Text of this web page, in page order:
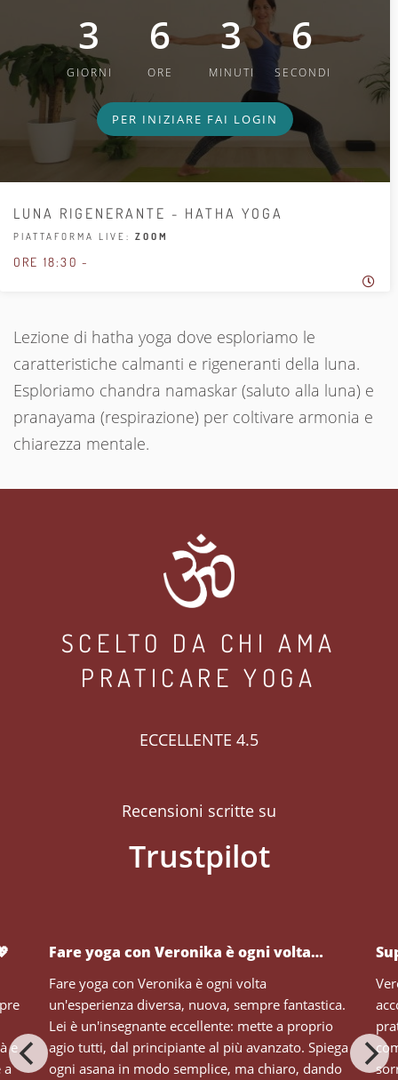
3 6 3 5
GIORNI ORE MINUTI SECONDI
PER INIZIARE FAI LOGIN
LUNA RIGENERANTE - HATHA YOGA
PIATTAFORMA LIVE: ZOOM
ORE 18:30 -
Lezione di hatha yoga dove esploriamo le
caratteristiche calmanti e rigeneranti della luna.
Esploriamo chandra namaskar (saluto alla luna) e
pranayama (respirazione) per coltivare armonia e
chiarezza mentale.
SCELTO DA CHI AMA
PRATICARE YOGA
ECCELLENTE 4.5
Recensioni scritte su
Fare yoga con Veronika è ogni volta…
Fare yoga con Veronika è ogni volta
un'esperienza diversa, nuova, sempre fantastica.
Lei è un'insegnante eccellente: mette a proprio
agio tutti, dal principiante al più avanzato. Spiega
ogni asana in modo semplice, ma chiaro, dando
e
a